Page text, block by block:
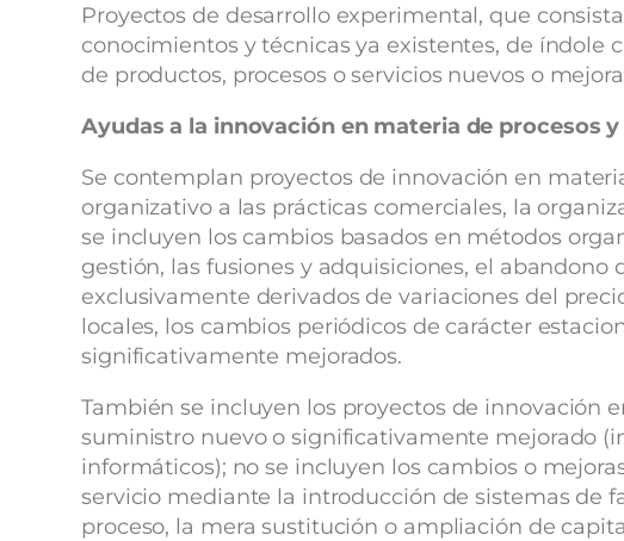
Proyectos de desarrollo experimental, que
conocimientos y técnicas ya existentes, de índole
de productos, procesos o servicios nuevos o
Ayudas a la innovación en materia de procesos
Se contemplan proyectos de innovación en
organizativo a las prácticas comerciales, la
se incluyen los cambios basados en métodos
gestión, las fusiones y adquisiciones, el
exclusivamente derivados de variaciones del
locales, los cambios periódicos de carácter
significativamente mejorados.
También se incluyen los proyectos de innovación
suministro nuevo o significativamente mejorado
informáticos); no se incluyen los cambios o
servicio mediante la introducción de sistemas de
proceso, la mera sustitución o ampliación de